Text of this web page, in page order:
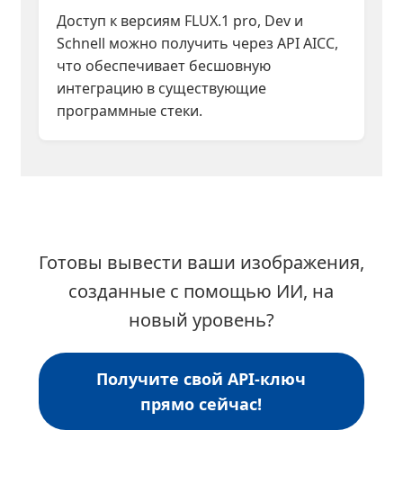
Доступ к версиям FLUX.1 pro, Dev и
Schnell можно получить через API AICC,
что обеспечивает бесшовную
интеграцию в существующие
программные стеки.
Готовы вывести ваши изображения,
созданные с помощью ИИ, на
новый уровень?
Получите свой API-ключ
прямо сейчас!